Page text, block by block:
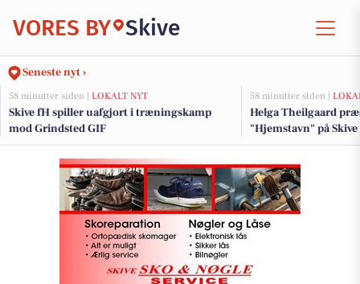
VORES BY Skive
Seneste nyt ›
58 minutter siden | LOKALT NYT
Skive fH spiller uafgjort i træningskamp
mod Grindsted GIF
58 minutter siden |
Helga Theilgaard
"Hjemstavn" på